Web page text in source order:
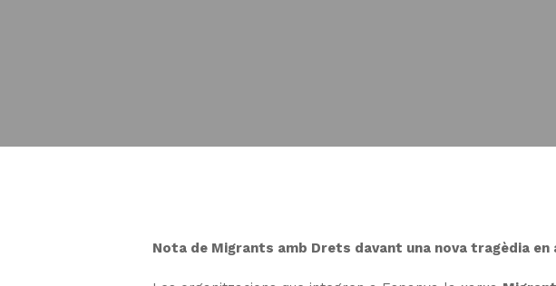
Nota de Migrants amb Drets davant una nova tragèdia en